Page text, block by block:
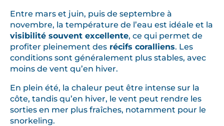
Entre mars et juin, puis de septembre à
novembre, la température de l’eau est idéale et la
visibilité souvent excellente, ce qui permet de
profiter pleinement des récifs coralliens. Les
conditions sont généralement plus stables, avec
moins de vent qu’en hiver.
En plein été, la chaleur peut être intense sur la
côte, tandis qu’en hiver, le vent peut rendre les
sorties en mer plus fraîches, notamment pour le
snorkeling.